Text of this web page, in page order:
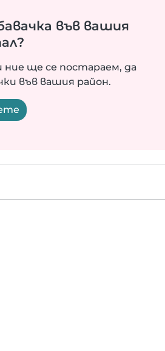
във вашия
ние ще се постараем, да
във вашия район.